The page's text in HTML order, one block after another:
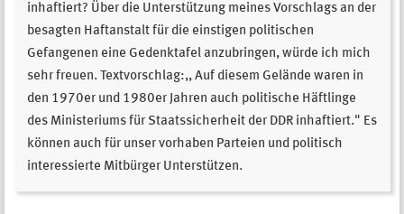
inhaftiert? Über die Unterstützung meines Vorschlags an der
besagten Haftanstalt für die einstigen politischen
Gefangenen eine Gedenktafel anzubringen, würde ich mich
sehr freuen. Textvorschlag:,, Auf diesem Gelände waren in
den 1970er und 1980er Jahren auch politische Häftlinge
des Ministeriums für Staatssicherheit der DDR inhaftiert." Es
können auch für unser vorhaben Parteien und politisch
interessierte Mitbürger Unterstützen.